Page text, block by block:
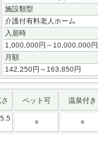
施設類型
介護付有料老人ホーム
入居時
1,000,000円～10,000,000円
月額
142,250円～163,850円
ペット可 温泉付き
○ ○